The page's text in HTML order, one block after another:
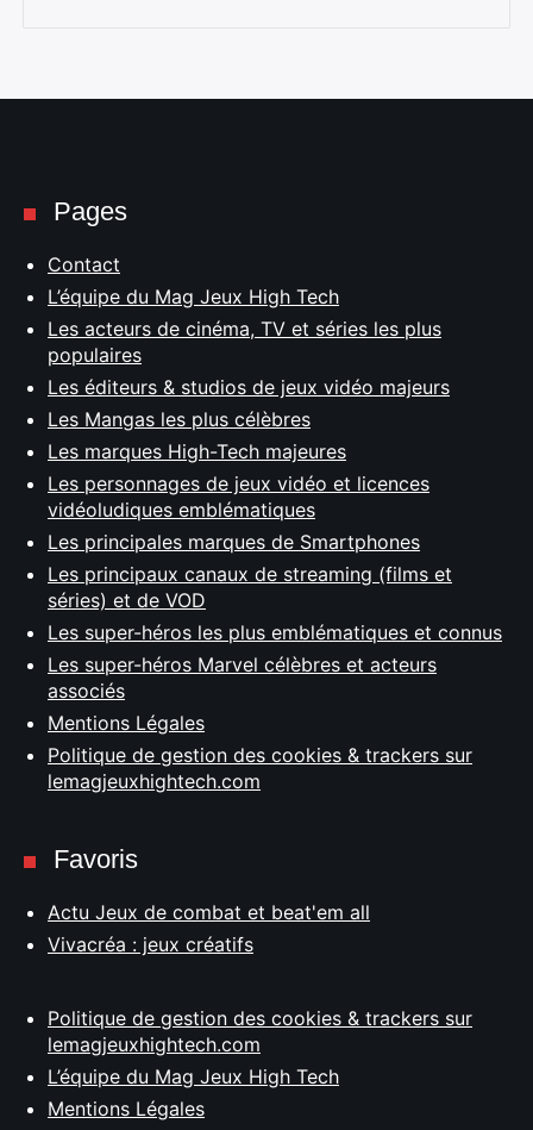
Pages
Contact
L’équipe du Mag Jeux High Tech
Les acteurs de cinéma, TV et séries les plus
populaires
Les éditeurs & studios de jeux vidéo majeurs
Les Mangas les plus célèbres
Les marques High-Tech majeures
Les personnages de jeux vidéo et licences
vidéoludiques emblématiques
Les principales marques de Smartphones
Les principaux canaux de streaming (films et
séries) et de VOD
Les super-héros les plus emblématiques et connus
Les super-héros Marvel célèbres et acteurs
associés
Mentions Légales
Politique de gestion des cookies & trackers sur
lemagjeuxhightech.com
Favoris
Actu Jeux de combat et beat'em all
Vivacréa : jeux créatifs
Politique de gestion des cookies & trackers sur
lemagjeuxhightech.com
L’équipe du Mag Jeux High Tech
Mentions Légales